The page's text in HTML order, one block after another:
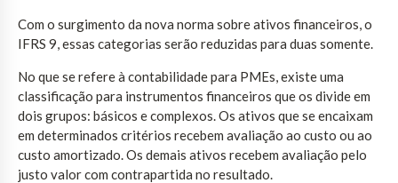
Com o surgimento da nova norma sobre ativos financeiros, o
IFRS 9, essas categorias serão reduzidas para duas somente.
No que se refere à contabilidade para PMEs, existe uma
classificação para instrumentos financeiros que os divide em
dois grupos: básicos e complexos. Os ativos que se encaixam
em determinados critérios recebem avaliação ao custo ou ao
custo amortizado. Os demais ativos recebem avaliação pelo
justo valor com contrapartida no resultado.